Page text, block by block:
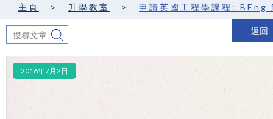
主頁 > 升學教室 > 申請英國工程學課程: BEng 還是
返回
2016年7月2日